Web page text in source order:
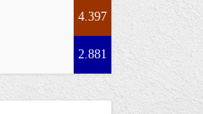
4.397
2.881